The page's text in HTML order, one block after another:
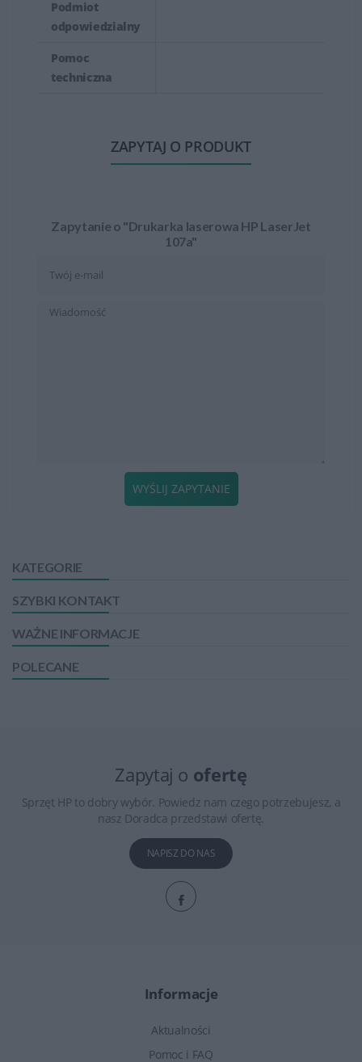
KATEGORIE
SZYBKI KONTAKT
WAŻNE INFORMACJE
POLECANE
Podmiot
odpowiedzialny
Pomoc
techniczna
ZAPYTAJ O PRODUKT
Zapytanie o "Drukarka laserowa HP LaserJet
107a"
WYŚLIJ ZAPYTANIE
Zapytaj o ofertę
Sprzęt HP to dobry wybór. Powiedz nam czego potrzebujesz, a
nasz Doradca przedstawi ofertę.
NAPISZ DO NAS
Informacje
Aktualności
Pomoc i FAQ